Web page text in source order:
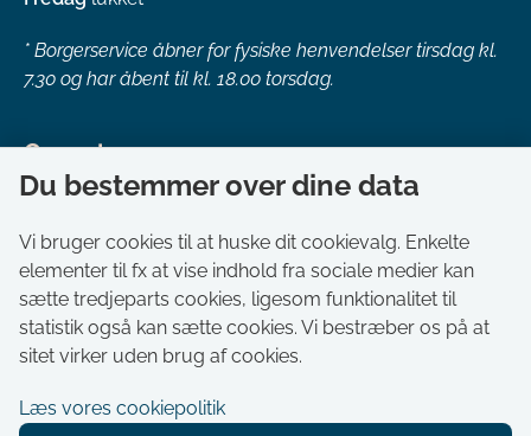
* Borgerservice åbner for fysiske henvendelser tirsdag kl.
7.30 og har åbent til kl. 18.00 torsdag.
Genveje
Om kommunen
Aktuelt
Akut hjælp
Bestil tid i Borgerservice
Ledige stillinger
Selvbetjening
Du bestemmer over dine data
Vi bruger cookies til at huske dit cookievalg. Enkelte
elementer til fx at vise indhold fra sociale medier kan
sætte tredjeparts cookies, ligesom funktionalitet til
statistik også kan sætte cookies. Vi bestræber os på at
sitet virker uden brug af cookies.
Læs vores cookiepolitik